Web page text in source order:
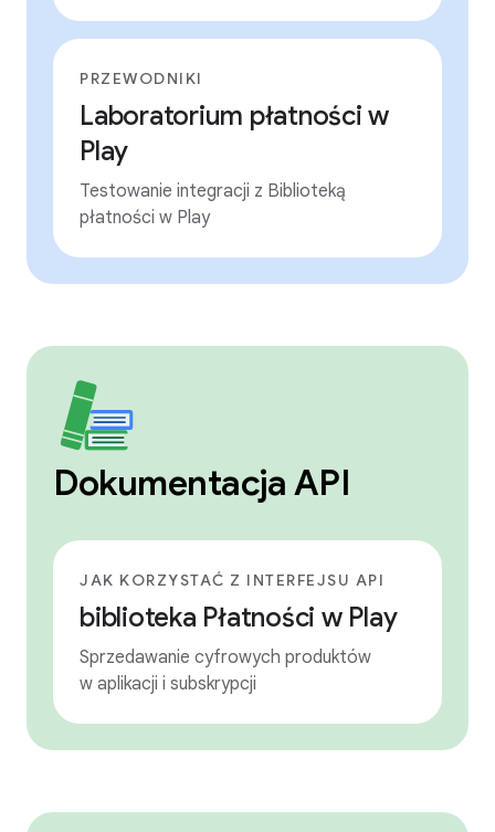
PRZEWODNIKI
Laboratorium płatności w
Play
Testowanie integracji z Biblioteką
płatności w Play
Dokumentacja API
JAK KORZYSTAĆ Z INTERFEJSU API
biblioteka Płatności w Play
Sprzedawanie cyfrowych produktów
w aplikacji i subskrypcji